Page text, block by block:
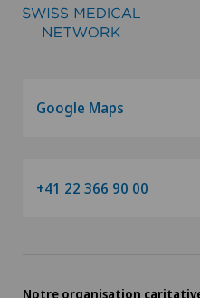
Google Maps
+41 22 366 90 00
Notre organisation